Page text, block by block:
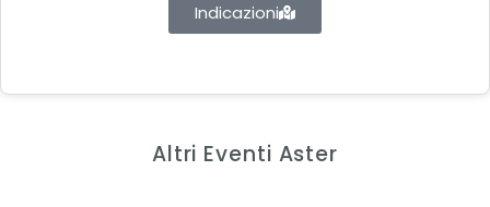
Indicazioni
Altri Eventi Aster